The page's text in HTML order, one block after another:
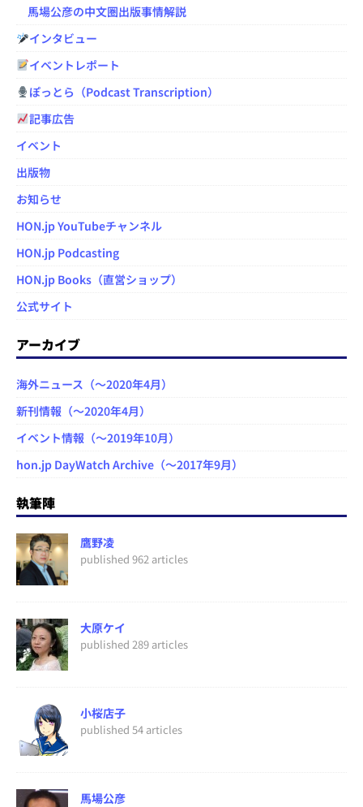
馬場公彦の中文圏出版事情解説
インタビュー
イベントレポート
ぽっとら（Podcast Transcription）
記事広告
イベント
出版物
お知らせ
HON.jp YouTubeチャンネル
HON.jp Podcasting
HON.jp Books（直営ショップ）
公式サイト
アーカイブ
海外ニュース（～2020年4月）
新刊情報（～2020年4月）
イベント情報（～2019年10月）
hon.jp DayWatch Archive（～2017年9月）
執筆陣
鷹野凌
published 962 articles
大原ケイ
published 289 articles
小桜店子
published 54 articles
馬場公彦